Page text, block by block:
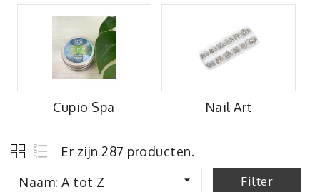
Cupio Spa Nail Art
Er zijn 287 producten.
Naam: A tot Z
 Filter